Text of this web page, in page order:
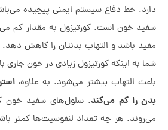
خط دفاع سیستم ایمنی پیچیده می‌باشد و
خون است. کورتیزول به مقدار کم می‌تواند
باشد و التهاب بدنتان را کاهش دهد. اما
اینکه کورتیزول زیادی در خون جاری باشد،
التهاب بیشتر می‌شود. به علاوه،استرس
کم می‌کند . سلول‌های سفید خون که به
هر چه تعداد لنفوسیت‌ها کمتر باشد،